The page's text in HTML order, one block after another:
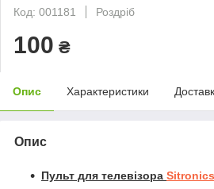
Код: 001181
Роздріб
100 ₴
Опис Характеристики
Опис
Пульт для телевізора Sitronics